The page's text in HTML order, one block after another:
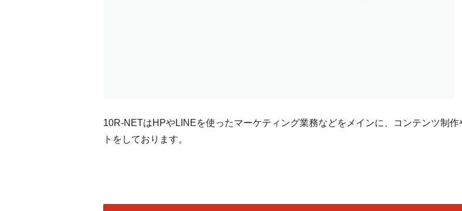
10R-NETはHPやLINEを使ったマーケティング業務などをメインに、コンテンツ制
トをしております。